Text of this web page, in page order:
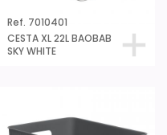
Ref. 7010401
CESTA XL 22L BAOBAB
SKY WHITE